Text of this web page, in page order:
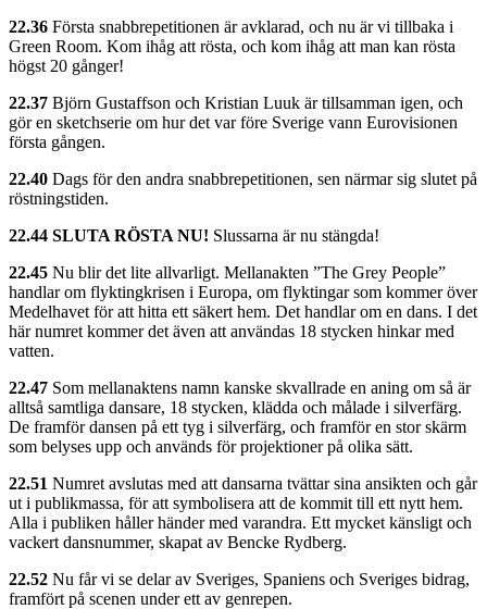
22.36 Första snabbrepetitionen är avklarad, och nu är vi tillbaka i
Green Room. Kom ihåg att rösta, och kom ihåg att man kan rösta
högst 20 gånger!
22.37 Björn Gustaffson och Kristian Luuk är tillsamman igen, och
gör en sketchserie om hur det var före Sverige vann Eurovisionen
första gången.
22.40 Dags för den andra snabbrepetitionen, sen närmar sig slutet på
röstningstiden.
22.44 SLUTA RÖSTA NU! Slussarna är nu stängda!
22.45 Nu blir det lite allvarligt. Mellanakten ”The Grey People”
handlar om flyktingkrisen i Europa, om flyktingar som kommer över
Medelhavet för att hitta ett säkert hem. Det handlar om en dans. I det
här numret kommer det även att användas 18 stycken hinkar med
vatten.
22.47 Som mellanaktens namn kanske skvallrade en aning om så är
alltså samtliga dansare, 18 stycken, klädda och målade i silverfärg.
De framför dansen på ett tyg i silverfärg, och framför en stor skärm
som belyses upp och används för projektioner på olika sätt.
22.51 Numret avslutas med att dansarna tvättar sina ansikten och går
ut i publikmassa, för att symbolisera att de kommit till ett nytt hem.
Alla i publiken håller händer med varandra. Ett mycket känsligt och
vackert dansnummer, skapat av Bencke Rydberg.
22.52 Nu får vi se delar av Sveriges, Spaniens och Sveriges bidrag,
framfört på scenen under ett av genrepen.